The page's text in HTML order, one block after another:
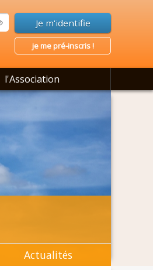
je me pré-inscris !
l'Association
Actualités